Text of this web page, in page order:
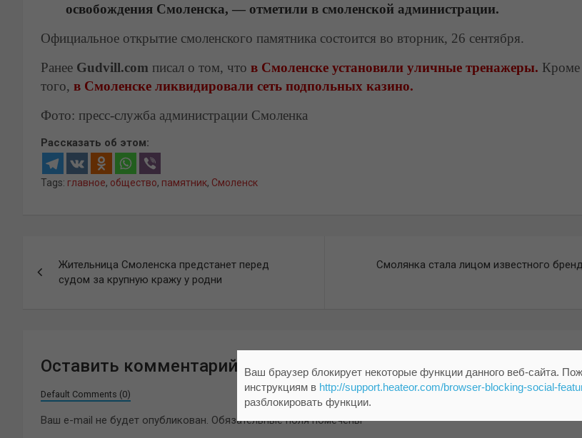
освобождения Смоленска, — отметили в смоленской администрации.
Официальное открытие смоленского памятника состоится во вторник, 26 сентября.
Ранее Gudvill.com писал о том, что в Смоленске установили уличные тренажеры. Кроме
того, в Смоленске ликвидировали сеть подпольных казино.
Фото: пресс-служба администрации Смоленка
Рассказать об этом:
Tags: главное, общество, памятник, Смоленск
по
Жительница Смоленска предстанет перед
судом за крупную кражу у родни
Смолянка стала лицом известного
Оставить комментарий
Default Comments (0)
Ваш e-mail не будет опубликован. Обязательные поля помечены*
Ваш браузер блокирует некоторые функции данного веб-сайта.
инструкциям в http://support.heateor.com/browser-blocking-social-
разблокировать функции.